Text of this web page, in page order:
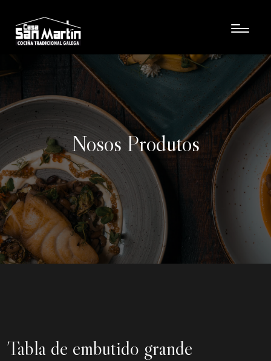
Nosos Produtos
Tabla de embutido grande